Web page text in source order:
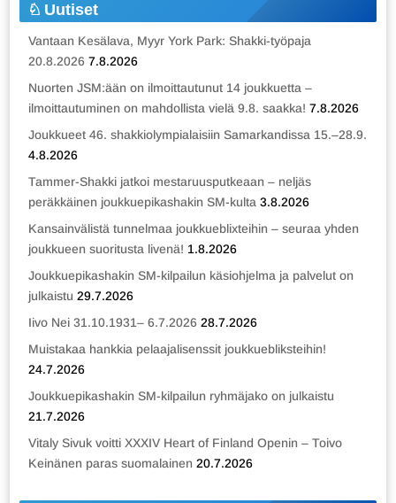
Uutiset
Vantaan Kesälava, Myyr York Park: Shakki-työpaja
20.8.2026 7.8.2026
Nuorten JSM:ään on ilmoittautunut 14 joukkuetta –
ilmoittautuminen on mahdollista vielä 9.8. saakka! 7.8.2026
Joukkueet 46. shakkiolympialaisiin Samarkandissa 15.–28.9.
4.8.2026
Tammer-Shakki jatkoi mestaruusputkeaan – neljäs
peräkkäinen joukkuepikashakin SM-kulta 3.8.2026
Kansainvälistä tunnelmaa joukkueblixteihin – seuraa yhden
joukkueen suoritusta livenä! 1.8.2026
Joukkuepikashakin SM-kilpailun käsiohjelma ja palvelut on
julkaistu 29.7.2026
Iivo Nei 31.10.1931– 6.7.2026 28.7.2026
Muistakaa hankkia pelaajalisenssit joukkuebliksteihin!
24.7.2026
Joukkuepikashakin SM-kilpailun ryhmäjako on julkaistu
21.7.2026
Vitaly Sivuk voitti XXXIV Heart of Finland Openin – Toivo
Keinänen paras suomalainen 20.7.2026